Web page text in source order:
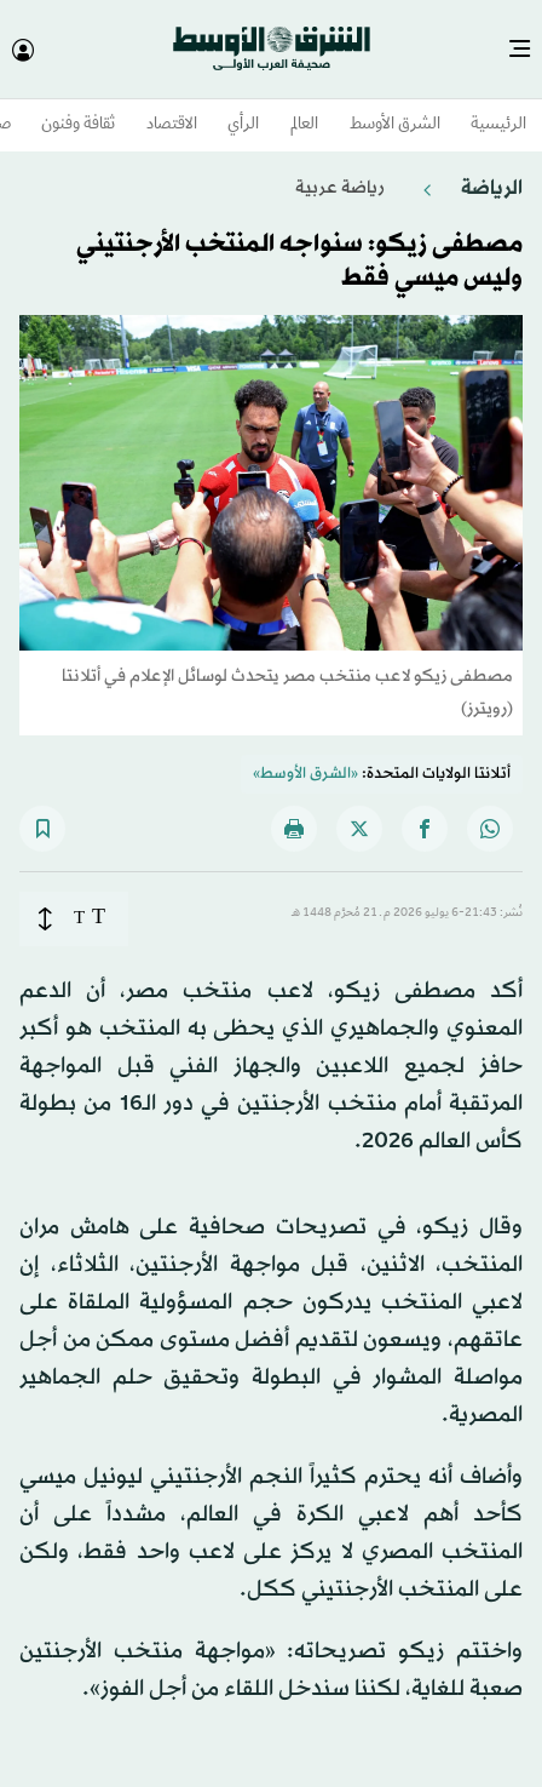
الرئيسية الشرق الأوسط​ العالم الرأي الاقتصاد ثقافة وفنون
الرياضة رياضة عربية
مصطفى زيكو: سنواجه المنتخب الأرجنتيني
وليس ميسي فقط
مصطفى زيكو لاعب منتخب مصر يتحدث لوسائل الإعلام في أتلانتا
(رويترز)
أتلانتا الولايات المتحدة:«الشرق الأوسط»
نُشر: 21:43-6 يوليو 2026 م ـ 21 مُحرَّم 1448 هـ T
T
أكد مصطفى زيكو، لاعب منتخب مصر، أن الدعم
المعنوي والجماهيري الذي يحظى به المنتخب هو أكبر
حافز لجميع اللاعبين والجهاز الفني قبل المواجهة
المرتقبة أمام منتخب الأرجنتين في دور الـ16 من بطولة
كأس العالم 2026.
وقال زيكو، في تصريحات صحافية على هامش مران
المنتخب، الاثنين، قبل مواجهة الأرجنتين، الثلاثاء، إن
لاعبي المنتخب يدركون حجم المسؤولية الملقاة على
عاتقهم، ويسعون لتقديم أفضل مستوى ممكن من أجل
مواصلة المشوار في البطولة وتحقيق حلم الجماهير
المصرية.
وأضاف أنه يحترم كثيراً النجم الأرجنتيني ليونيل ميسي
كأحد أهم لاعبي الكرة في العالم، مشدداً على أن
المنتخب المصري لا يركز على لاعب واحد فقط، ولكن
على المنتخب الأرجنتيني ككل.
واختتم زيكو تصريحاته: «مواجهة منتخب الأرجنتين
صعبة للغاية، لكننا سندخل اللقاء من أجل الفوز».